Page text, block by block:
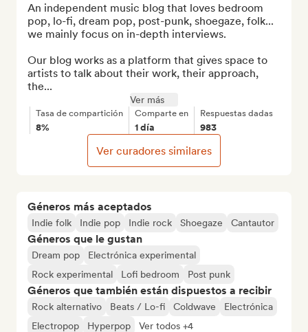
Géneros más aceptados
Indie folk Indie pop Indie rock Shoegaze Cantautor
Géneros que le gustan
Dream pop
Electrónica experimental
Rock experimental
Lofi bedroom Post punk
Géneros que también están dispuestos a recibir
Rock alternativo Beats / Lo-fi Coldwave
Electrónica
Electropop
Hyperpop Ver todos +4
An independent music blog that loves bedroom
pop, lo-fi, dream pop, post-punk, shoegaze, folk...
we mainly focus on in-depth interviews.
Our blog works as a platform that gives space to
artists to talk about their work, their approach,
the...
Ver más
Tasa de compartición
8%
Comparte en
1 día
Respuestas dadas
983
Ver curadores similares